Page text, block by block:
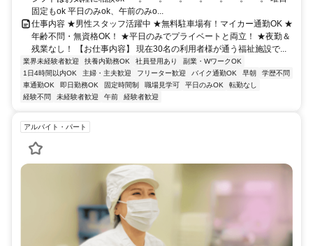
固定もok 平日のみok、午前のみo...
仕事内容 ★男性スタッフ活躍中 ★無料駐車場有！マイカー通勤OK ★
年齢不問・無資格OK！ ★平日のみでプライベートと両立！ ★夜勤＆
残業なし！ 【お仕事内容】 現在30名の利用者様が通う福祉施設で...
業界未経験者歓迎 扶養内勤務OK 社員登用あり
副業・WワークOK
1日4時間以内OK
主婦・主夫歓迎 フリーター歓迎 バイク通勤OK 早朝
学歴不問
車通勤OK
即日勤務OK 固定時間制 職場見学可 平日のみOK
転勤なし
経験不問
未経験者歓迎 午前 経験者歓迎
アルバイト・パート